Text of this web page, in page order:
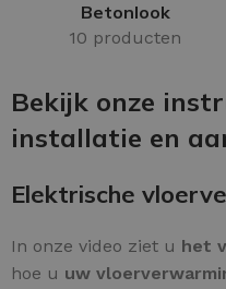
Betonlook
10 producten
Bekijk onze
installatie en
Elektrische
In onze video ziet u het
hoe u uw